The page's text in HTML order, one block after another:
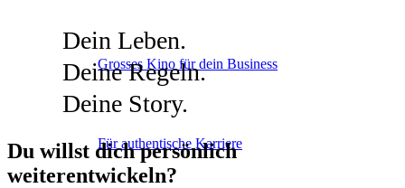
Grosses Kino für dein Business
Für authentische Karriere
Dein Leben.
Deine Regeln.
Deine Story.
Du willst dich persönlich
weiterentwickeln?